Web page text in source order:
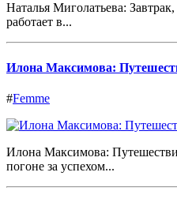
Наталья Миголатьева:
работает в...
Илона Максимова:
#Femme
Илона Максимова:
погоне за успехом...